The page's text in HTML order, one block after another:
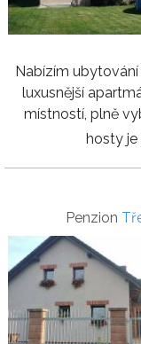
Nabízím
luxusnější
místností, plně
hosty je
Penzion